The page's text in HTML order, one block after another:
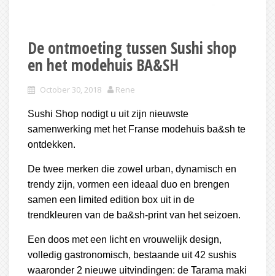
De ontmoeting tussen Sushi shop
en het modehuis BA&SH
October 30, 2018 Rene
Sushi Shop nodigt u uit zijn nieuwste
samenwerking met het Franse modehuis ba&sh te
ontdekken.
De twee merken die zowel urban, dynamisch en
trendy zijn, vormen een ideaal duo en brengen
samen een limited edition box uit in de
trendkleuren van de ba&sh-print van het seizoen.
Een doos met een licht en vrouwelijk design,
volledig gastronomisch, bestaande uit 42 sushis
waaronder 2 nieuwe uitvindingen: de Tarama maki